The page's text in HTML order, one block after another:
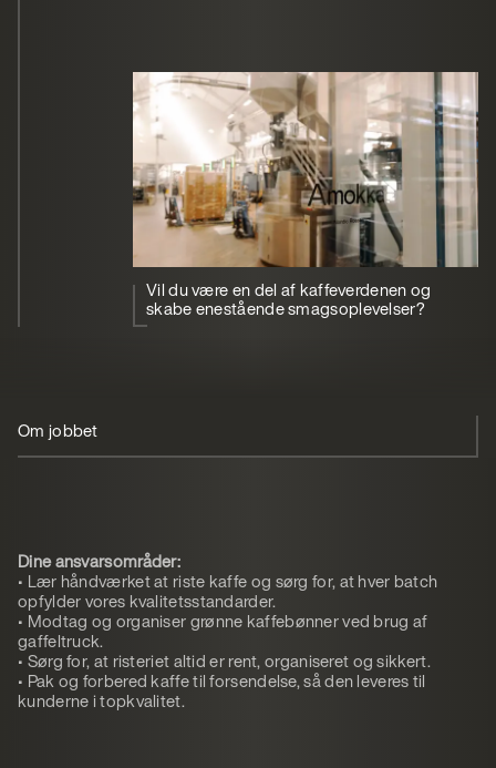
Vil du være en del af kaffeverdenen og
skabe enestående smagsoplevelser?
Om jobbet
Dine ansvarsområder:
• Lær håndværket at riste kaffe og sørg for, at hver batch
opfylder vores kvalitetsstandarder.
• Modtag og organiser grønne kaffebønner ved brug af
gaffeltruck.
• Sørg for, at risteriet altid er rent, organiseret og sikkert.
• Pak og forbered kaffe til forsendelse, så den leveres til
kunderne i topkvalitet.